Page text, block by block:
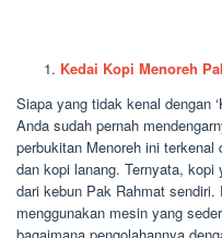
Kedai Kopi Menoreh
Siapa yang tidak kenal dengan
Anda sudah pernah
perbukitan Menoreh ini
dan kopi lanang. Ternyata,
dari kebun Pak Rahmat
menggunakan mesin yang
bagaimana pengolahannya